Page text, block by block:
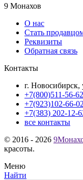
9 Монахов
О нас
Стать
Реквизиты
Обратная связь
Контакты
г. Новосибирск,
+7(800)511-56-
+7(923)102-66-02
+7(383) 202-12-
все контакты
© 2016 - 2026
красоты.
Меню
Найти